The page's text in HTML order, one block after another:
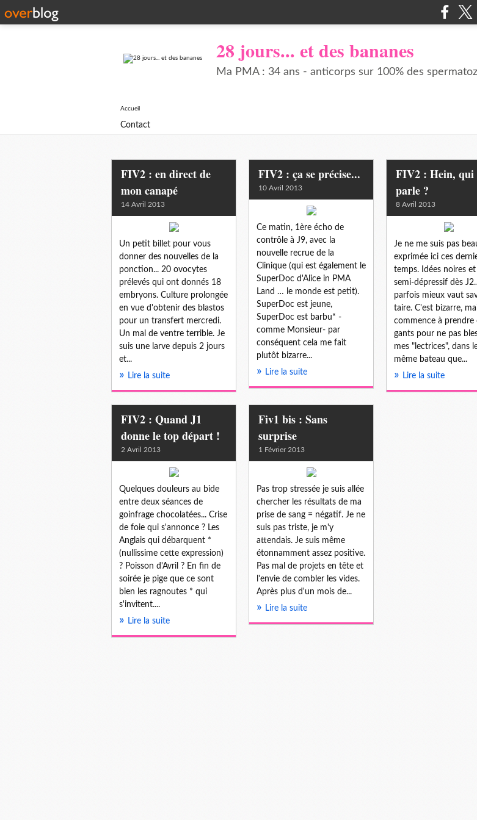
28 jours... et des bananes
Ma PMA : 34 ans - anticorps sur 100% des
Accueil
Contact
FIV2 : en direct de
mon canapé
14 Avril 2013
Un petit billet pour vous
donner des nouvelles de la
ponction... 20 ovocytes
prélevés qui ont donnés 18
embryons. Culture prolongée
en vue d'obtenir des blastos
pour un transfert mercredi.
Un mal de ventre terrible. Je
suis une larve depuis 2 jours
et...
Lire la suite
FIV2 : ça se précise...
10 Avril 2013
Ce matin, 1ère écho de
contrôle à J9, avec la
nouvelle recrue de la
Clinique (qui est également le
SuperDoc d'Alice in PMA
Land … le monde est petit).
SuperDoc est jeune,
SuperDoc est barbu* -
comme Monsieur- par
conséquent cela me fait
plutôt bizarre...
Lire la suite
FIV2 : Hein, qui
parle ?
8 Avril 2013
Je ne me suis pas
exprimée ici ces
temps. Idées noires
semi-dépressif dès
parfois mieux vaut
taire. C'est bizarre,
commence à prendre
gants pour ne pas
mes "lectrices", dans
même bateau que...
Lire la suite
FIV2 : Quand J1
donne le top départ !
2 Avril 2013
Quelques douleurs au bide
entre deux séances de
goinfrage chocolatées... Crise
de foie qui s'annonce ? Les
Anglais qui débarquent *
(nullissime cette expression)
? Poisson d'Avril ? En fin de
soirée je pige que ce sont
bien les ragnoutes * qui
s'invitent....
Lire la suite
Fiv1 bis : Sans
surprise
1 Février 2013
Pas trop stressée je suis allée
chercher les résultats de ma
prise de sang = négatif. Je ne
suis pas triste, je m'y
attendais. Je suis même
étonnamment assez positive.
Pas mal de projets en tête et
l'envie de combler les vides.
Après plus d'un mois de...
Lire la suite